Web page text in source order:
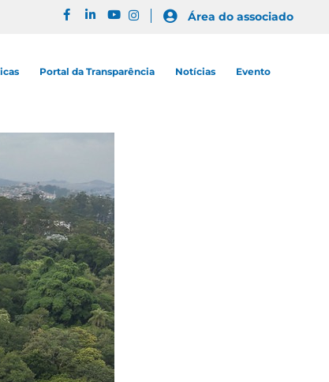
Área do associado
Portal da Transparência Notícias Evento